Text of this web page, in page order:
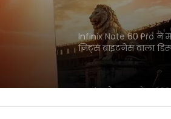
सेल
Apple प्रोडक्ट्स सेल
बैंक डिस्काउंट से सस्ते
गलत UPI ट्रांजेक्शन हो